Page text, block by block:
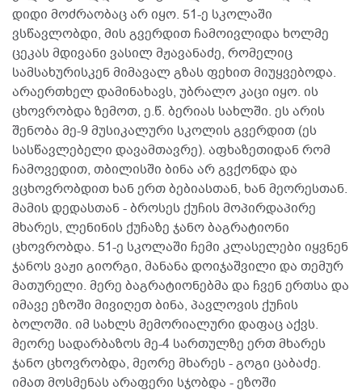
დიდი მოძრაობაც არ იყო. 51-ე სკოლაში
ვსწავლობდი, მის გვერდით ჩამოივლიდა ხოლმე
ცეკას მდივანი ვასილ მჟავანაძე, რომელიც
სამსახურისკენ მიმავალ გზას ფეხით მიუყვებოდა.
არაერთხელ დამინახავს, უბრალო კაცი იყო. ის
ცხოვრობდა ზემოთ, ე.წ. ბერიას სახლში. ეს არის
შენობა მე-9 მუსიკალური სკოლის გვერდით (ეს
სასწავლებელი დავამთავრე). აფხაზეთიდან რომ
ჩამოვედით, თბილისში ბინა არ გვქონდა და
ვცხოვრობდით ხან ერთ ბებიასთან, ხან მეორესთან.
მამის დედასთან - ბროსეს ქუჩის მოპირდაპირე
მხარეს, ლენინის ქუჩაზე ჯანო ბაგრატიონი
ცხოვრობდა. 51-ე სკოლაში ჩემი კლასელები იყვნენ
ჯანოს ვაჟი გიორგი, მანანა დოიჯაშვილი და თემურ
მათურელი. მერე ბაგრატიონებმა და ჩვენ ერთსა და
იმავე ეზოში მივიღეთ ბინა, პავლოვის ქუჩის
ბოლოში. იმ სახლს მემორიალური დაფაც აქვს.
მეორე სადარბაზოს მე-4 სართულზე ერთ მხარეს
ჯანო ცხოვრობდა, მეორე მხარეს - გოგი ცაბაძე.
იმათ მოსმენას არაფერი სჯობდა - ეზოში